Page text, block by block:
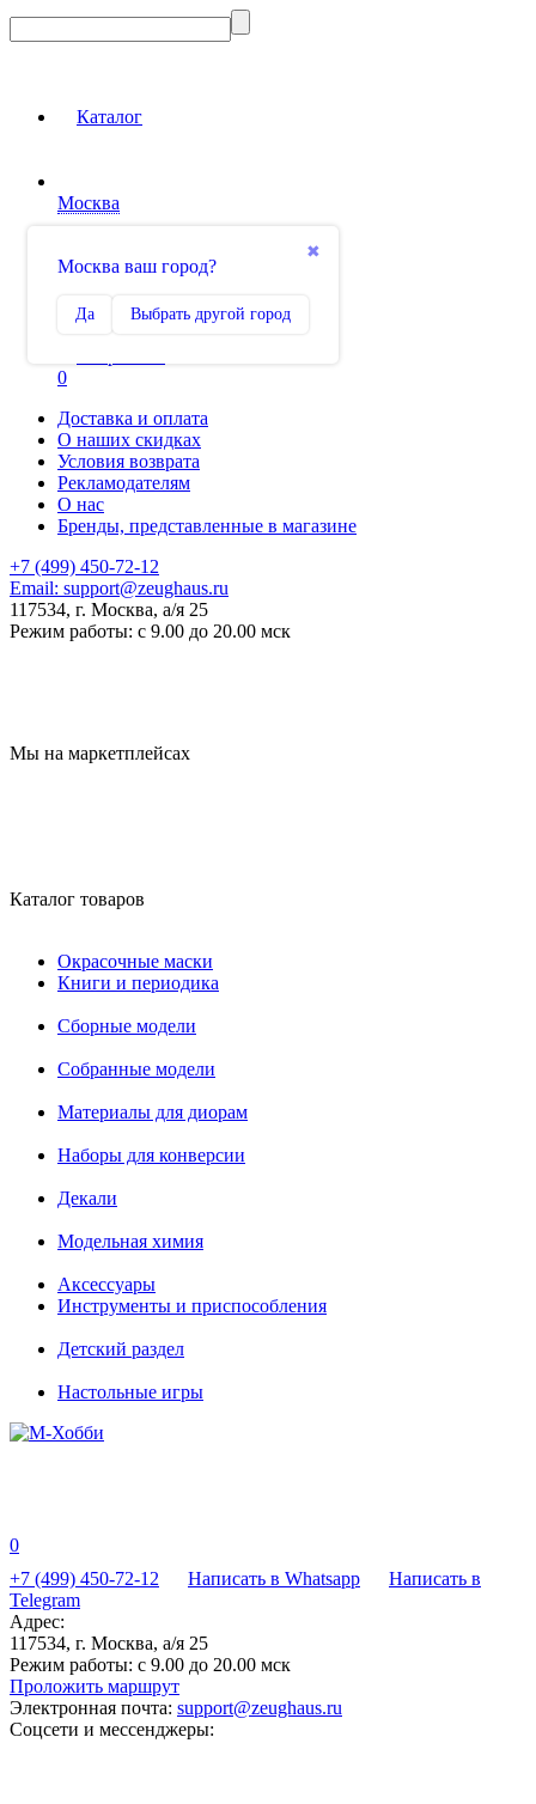
Каталог
Москва
✖
Москва ваш город?
Да Выбрать другой город
Сравнение
0
Доставка и оплата
О наших скидках
Условия возврата
Рекламодателям
О нас
Бренды, представленные в магазине
+7 (499) 450-72-12
Email: support@zeughaus.ru
117534, г. Москва, а/я 25
Режим работы: с 9.00 до 20.00 мск
Мы на маркетплейсах
Каталог товаров
Окрасочные маски
Книги и периодика
Сборные модели
Собранные модели
Материалы для диорам
Наборы для конверсии
Декали
Модельная химия
Аксессуары
Инструменты и приспособления
Детский раздел
Настольные игры
0
+7 (499) 450-72-12
Написать в Whatsapp
Написать в
Telegram
Адрес:
117534, г. Москва, а/я 25
Режим работы: с 9.00 до 20.00 мск
Проложить маршрут
Электронная почта: support@zeughaus.ru
Соцсети и мессенджеры: